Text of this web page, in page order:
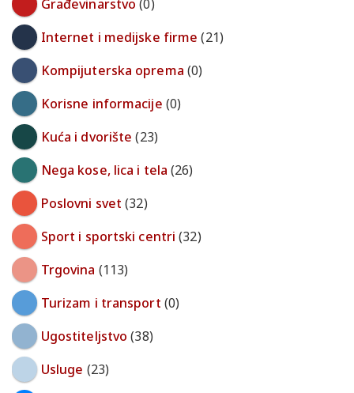
Građevinarstvo (0)
Internet i medijske firme (21)
Kompijuterska oprema (0)
Korisne informacije (0)
Kuća i dvorište (23)
Nega kose, lica i tela (26)
Poslovni svet (32)
Sport i sportski centri (32)
Trgovina (113)
Turizam i transport (0)
Ugostiteljstvo (38)
Usluge (23)